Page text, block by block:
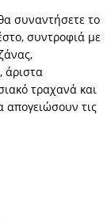
συναντήσετε το
συντροφιά με
άριστα
τραχανά και
απογειώσουν τις